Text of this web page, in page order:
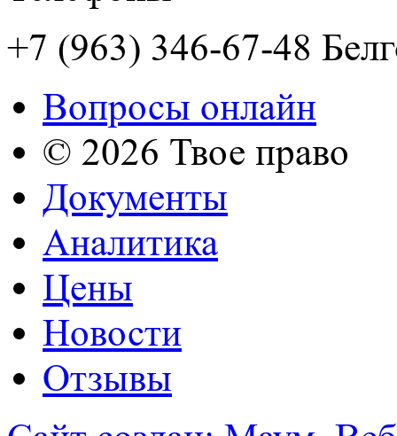
+7 (963) 346-67-48
Вопросы онлайн
© 2026 Твое право
Документы
Аналитика
Цены
Новости
Отзывы